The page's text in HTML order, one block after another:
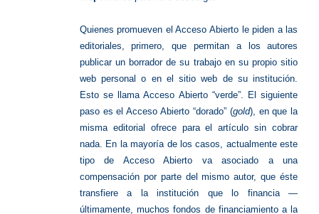
Quienes promueven el Acceso Abierto le piden a las
editoriales, primero, que permitan a los autores
publicar un borrador de su trabajo en su propio sitio
web personal o en el sitio web de su institución.
Esto se llama Acceso Abierto “verde”. El siguiente
paso es el Acceso Abierto “dorado” (gold), en que la
misma editorial ofrece para el artículo sin cobrar
nada. En la mayoría de los casos, actualmente este
tipo de Acceso Abierto va asociado a una
compensación por parte del mismo autor, que éste
transfiere a la institución que lo financia —
últimamente, muchos fondos de financiamiento a la